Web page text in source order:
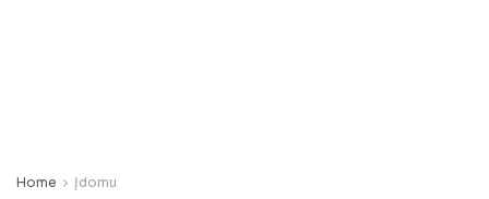
Home Įdomu